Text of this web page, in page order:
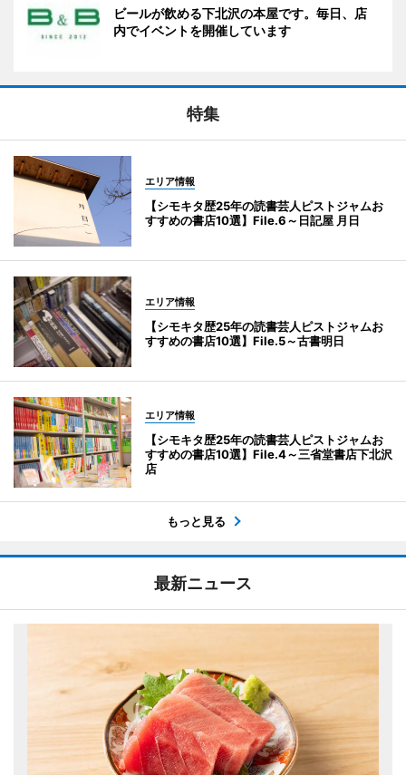
ビールが飲める下北沢の本屋です。毎日、店
内でイベントを開催しています
特集
エリア情報
【シモキタ歴25年の読書芸人ピストジャムお
すすめの書店10選】File.6～日記屋 月日
エリア情報
【シモキタ歴25年の読書芸人ピストジャムお
すすめの書店10選】File.5～古書明日
エリア情報
【シモキタ歴25年の読書芸人ピストジャムお
すすめの書店10選】File.4～三省堂書店下北沢
店
もっと見る
最新ニュース